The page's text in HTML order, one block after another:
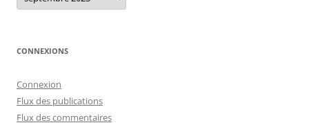
CONNEXIONS
Connexion
Flux des publications
Flux des commentaires